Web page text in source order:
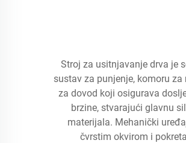
Stroj za usitnjavanje drva je
sustav za punjenje, komoru
za dovod koji osigurava
brzine, stvarajući glavnu
materijala. Mehanički
čvrstim okvirom i